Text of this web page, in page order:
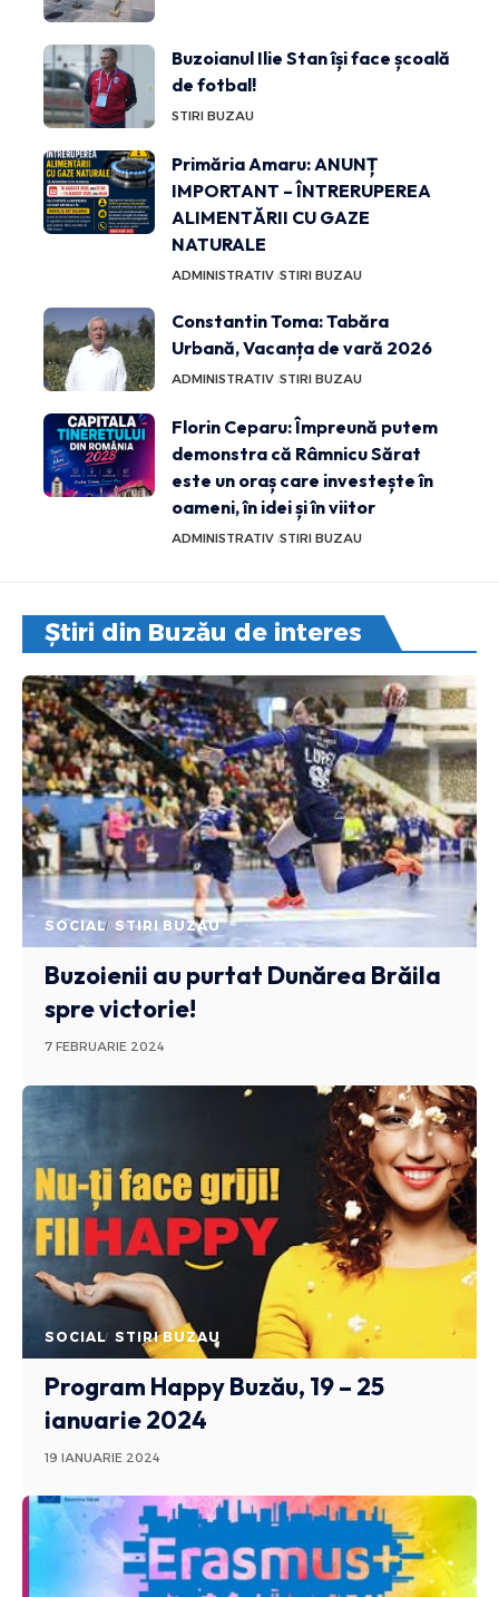
Buzoianul Ilie Stan își face școală
de fotbal!
STIRI BUZAU
Primăria Amaru: ANUNȚ
IMPORTANT – ÎNTRERUPEREA
ALIMENTĂRII CU GAZE
NATURALE
ADMINISTRATIV STIRI BUZAU
Constantin Toma: Tabăra
Urbană, Vacanța de vară 2026
ADMINISTRATIV STIRI BUZAU
Florin Ceparu: Împreună putem
demonstra că Râmnicu Sărat
este un oraș care investește în
oameni, în idei și în viitor
ADMINISTRATIV STIRI BUZAU
Știri din Buzău de interes
SOCIAL STIRI BUZAU
Buzoienii au purtat Dunărea Brăila
spre victorie!
7 FEBRUARIE 2024
SOCIAL STIRI BUZAU
Program Happy Buzău, 19 – 25
ianuarie 2024
19 IANUARIE 2024